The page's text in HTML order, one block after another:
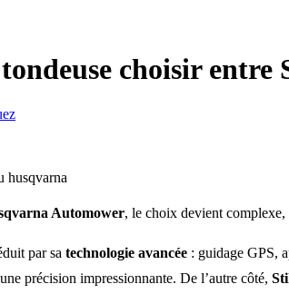
choisir entre
Automower, le choix devient complexe,
par sa technologie avancée : guidage GPS,
précision impressionnante. De l’autre côté,